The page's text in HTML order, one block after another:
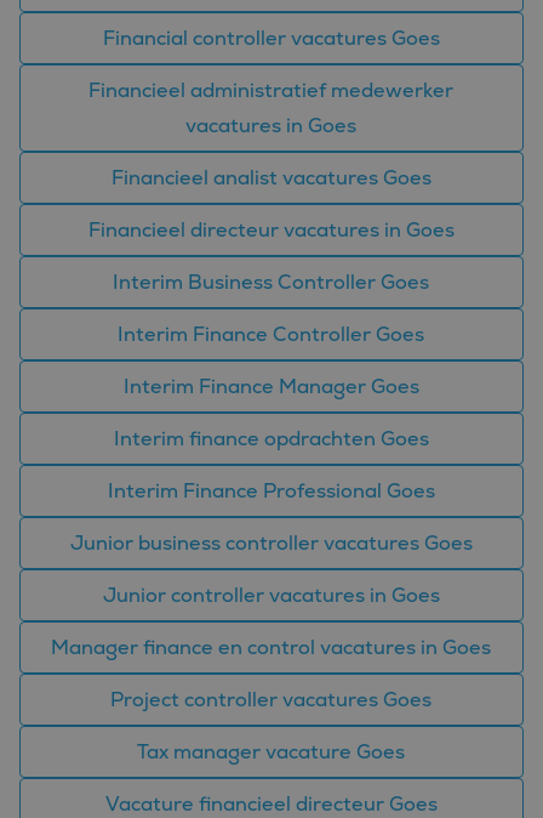
Financial controller vacatures Goes
Financieel administratief medewerker
vacatures in Goes
Financieel analist vacatures Goes
Financieel directeur vacatures in Goes
Interim Business Controller Goes
Interim Finance Controller Goes
Interim Finance Manager Goes
Interim finance opdrachten Goes
Interim Finance Professional Goes
Junior business controller vacatures Goes
Junior controller vacatures in Goes
Manager finance en control vacatures in Goes
Project controller vacatures Goes
Tax manager vacature Goes
Vacature financieel directeur Goes
_clsk
Microsoft
1 dag
Deze cookie wordt
Microsoft Clarity
analytics software.
Het wordt gebruikt
gebruiker op te slaan
en om meerdere
paginaweergaven te
combineren tot één
gebruikerssessie voor
analytische
doeleinden.
MUID
Microsoft
Corporation
.bing.com
1 jaar
Deze cookie wordt
veel gebruikt door
een unieke
gebruikers-ID. Het
door ingesloten
microsoft-scripts.
aangenomen dat het
synchroniseert tussen
Microsoft-domeinen,
waardoor gebruikers
gevolgd.
MSN 1st party cookie
die we gebruiken om
website voor interne